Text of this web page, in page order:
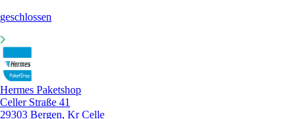
geschlossen
Hermes Paketshop
Celler Straße 41
29303 Bergen, Kr Celle